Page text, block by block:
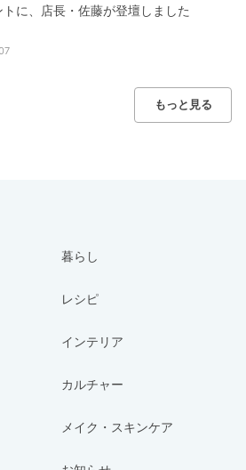
に、店長・佐藤が登壇しました
もっと見る
暮らし
レシピ
インテリア
カルチャー
メイク・スキンケア